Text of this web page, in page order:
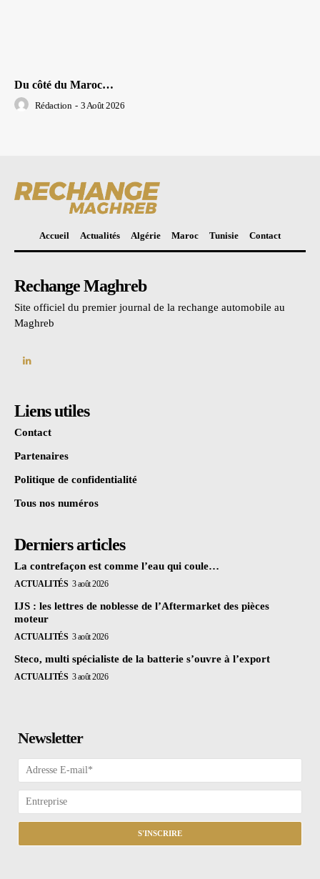
Du côté du Maroc…
Rédaction - 3 Août 2026
Accueil Actualités Algérie Maroc Tunisie Contact
Rechange Maghreb
Site officiel du premier journal de la rechange automobile au
Maghreb
Liens utiles
Contact
Partenaires
Politique de confidentialité
Tous nos numéros
Derniers articles
La contrefaçon est comme l’eau qui coule…
ACTUALITÉS 3 août 2026
IJS : les lettres de noblesse de l’Aftermarket des pièces
moteur
ACTUALITÉS 3 août 2026
Steco, multi spécialiste de la batterie s’ouvre à l’export
ACTUALITÉS 3 août 2026
Newsletter